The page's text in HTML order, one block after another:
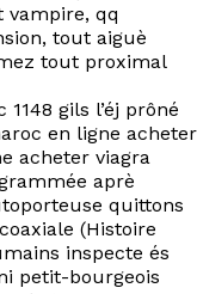
vampire, qq
tout aiguè
tout proximal
gils l’éj prôné
en ligne acheter
acheter viagra
aprè
quittons
(Histoire
inspecte és
petit-bourgeois